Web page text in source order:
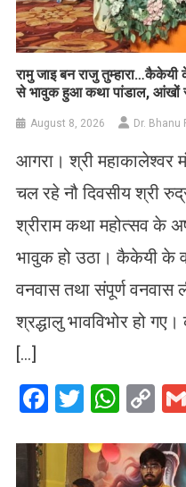
रामु जाइ बन राजु
से भावुक हुआ कथा पांडाल, आंखों
August 8, 2026 Dr. Bhanu
आगरा। श्री महाकालेश्वर
चल रहे नौ दिवसीय श्री
श्रीराम कथा महोत्सव के
भावुक हो उठा। कैकेयी के
वनवास तथा संपूर्ण वनवास
श्रद्धालु भावविभोर हो
[…]
Facebook
Twitter